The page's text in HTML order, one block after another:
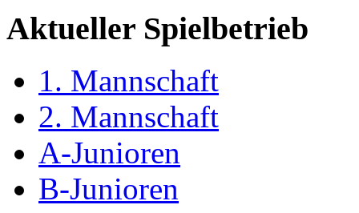
Aktueller Spielbetrieb
1. Mannschaft
2. Mannschaft
A-Junioren
B-Junioren